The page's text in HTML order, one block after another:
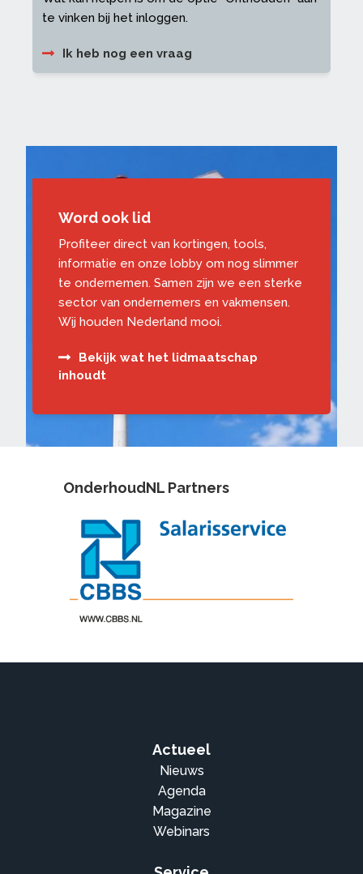
te vinken bij het inloggen.
Ik heb nog een vraag
Word ook lid
Profiteer direct van kortingen, tools,
informatie en onze lobby om nog slimmer
te ondernemen. Samen zijn we een sterke
sector van ondernemers en vakmensen.
Wij houden Nederland mooi.
Bekijk wat het lidmaatschap
inhoudt
OnderhoudNL Partners
Actueel
Nieuws
Agenda
Magazine
Webinars